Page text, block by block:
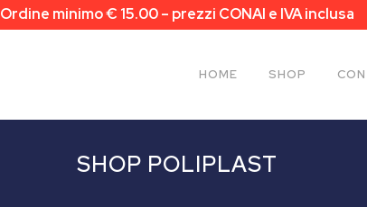
Ordine minimo € 15.00 – prezzi CONAI e IVA inclusa
HOME SHOP
SHOP POLIPLAST